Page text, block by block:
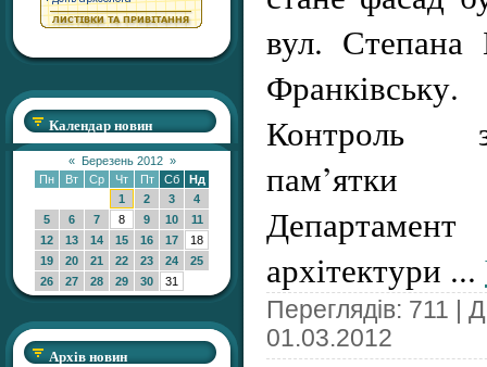
Календар новин
« Березень 2012 »
Пн
Вт Ср Чт Пт Сб
Нд
1
2 3
4
5
6 7 8 9 10
11
12
13 14 15 16 17
18
19
20 21 22 23 24
25
26
27 28 29 30 31
Архів новин
вул.
Франківську.
Контроль
пам’ятки
архітектури ...
Переглядів: 711 |
01.03.2012